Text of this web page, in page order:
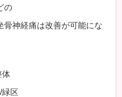
の
骨神経痛は改善が可能にな
体
緑区